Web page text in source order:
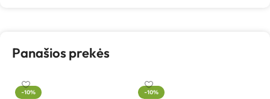
Panašios prekės
-10% -10%